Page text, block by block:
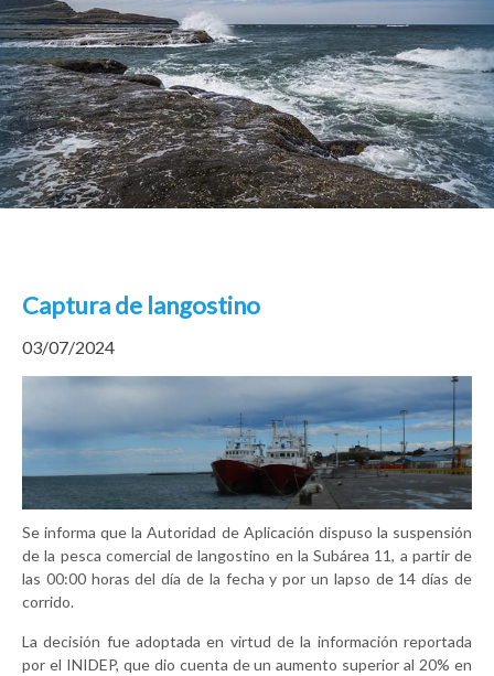
Captura de langostino
03/07/2024
Se informa que la Autoridad de Aplicación dispuso la suspensión
de la pesca comercial de langostino en la Subárea 11, a partir de
las 00:00 horas del día de la fecha y por un lapso de 14 días de
corrido.
La decisión fue adoptada en virtud de la información reportada
por el INIDEP, que dio cuenta de un aumento superior al 20% en